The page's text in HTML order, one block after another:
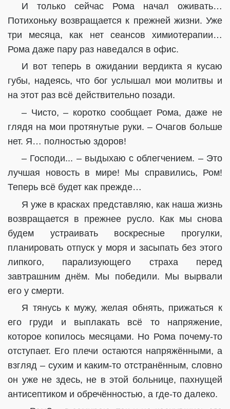
И только сейчас Рома начал оживать…
Потихоньку возвращается к прежней жизни. Уже
три месяца, как нет сеансов химиотерапии…
Рома даже пару раз наведался в офис.
И вот теперь в ожидании вердикта я кусаю
губы, надеясь, что бог услышал мои молитвы и
на этот раз всё действительно позади.
– Чисто, – коротко сообщает Рома, даже не
глядя на мои протянутые руки. – Очагов больше
нет. Я… полностью здоров!
– Господи... – выдыхаю с облегчением. – Это
лучшая новость в мире! Мы справились, Ром!
Теперь всё будет как прежде…
Я уже в красках представляю, как наша жизнь
возвращается в прежнее русло. Как мы снова
будем устраивать воскресные прогулки,
планировать отпуск у моря и засыпать без этого
липкого, парализующего страха перед
завтрашним днём. Мы победили. Мы вырвали
его у смерти.
Я тянусь к мужу, желая обнять, прижаться к
его груди и выплакать всё то напряжение,
которое копилось месяцами. Но Рома почему-то
отступает. Его плечи остаются напряжёнными, а
взгляд – сухим и каким-то отстранённым, словно
он уже не здесь, не в этой больнице, пахнущей
антисептиком и обречённостью, а где-то далеко.